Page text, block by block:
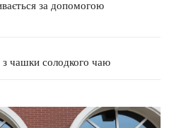
за допомогою
з чашки солодкого чаю